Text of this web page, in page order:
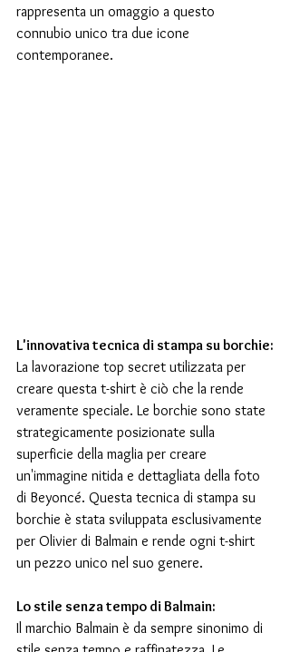
rappresenta un omaggio a questo
connubio unico tra due icone
contemporanee.
L'innovativa tecnica di stampa su borchie:
La lavorazione top secret utilizzata per
creare questa t-shirt è ciò che la rende
veramente speciale. Le borchie sono state
strategicamente posizionate sulla
superficie della maglia per creare
un'immagine nitida e dettagliata della foto
di Beyoncé. Questa tecnica di stampa su
borchie è stata sviluppata esclusivamente
per Olivier di Balmain e rende ogni t-shirt
un pezzo unico nel suo genere.
Lo stile senza tempo di Balmain:
Il marchio Balmain è da sempre sinonimo di